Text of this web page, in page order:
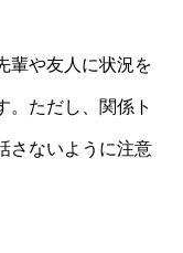
輩や友人に状況を
。ただし、関係ト
さないように注意